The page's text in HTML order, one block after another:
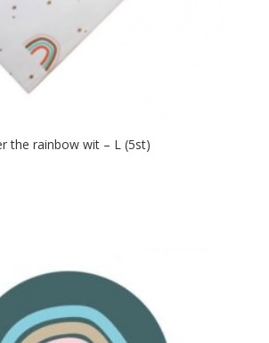
the rainbow wit – L (5st)